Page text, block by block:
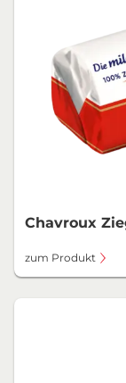
Chavroux
zum Produkt